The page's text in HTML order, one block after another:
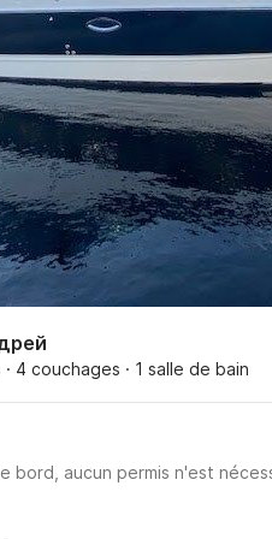
· 4 couchages · 1 salle de bain
bord, aucun permis n'est